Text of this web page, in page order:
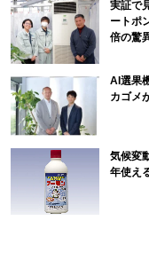
実証で
ートポ
倍の驚
AI選果
カゴメ
気候変
年使え